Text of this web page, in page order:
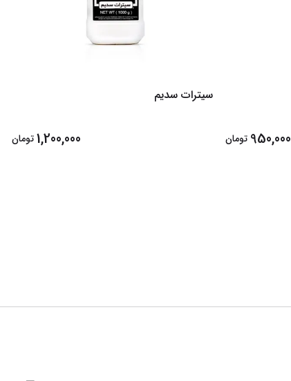
950,000 تومان
سیترات سدیم
1,200,000تومان